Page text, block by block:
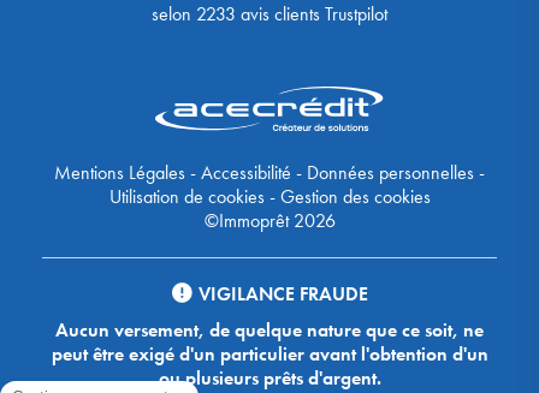
selon 2233 avis clients Trustpilot
Mentions Légales-Accessibilité - Données personnelles-
Utilisation de cookies-Gestion des cookies
©Immoprêt 2026
VIGILANCE FRAUDE
Aucun versement, de quelque nature que ce soit, ne
peut être exigé d'un particulier avant l'obtention d'un
ou plusieurs prêts d'argent.